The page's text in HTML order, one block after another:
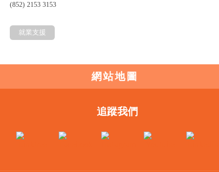
(852) 2153 3153
就業支援
網站地圖
追蹤我們